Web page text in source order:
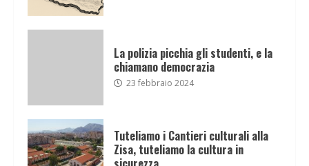
La polizia picchia gli studenti, e la
chiamano democrazia
23 febbraio 2024
Tuteliamo i Cantieri culturali alla
Zisa, tuteliamo la cultura in